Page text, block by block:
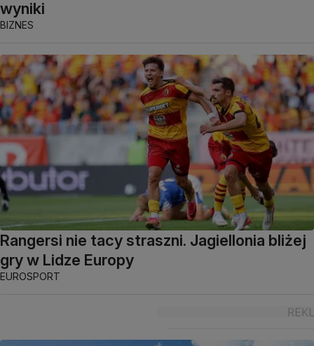
wyniki
BIZNES
Rangersi nie tacy straszni. Jagiellonia bliżej
gry w Lidze Europy
EUROSPORT